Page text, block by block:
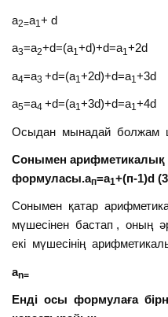
a2=a1+ d
a3=a2+d=(а1+d)+d=a1+2d
a4=a3+d=(а1+2d)+d=a1+3d
a5=a4+d=(а1+3d)+d=a1+4d
Осыдан мынадай болжам
Сонымен арифметикалық
формуласы.ап=a1+(п-1)d
Сонымен қатар
мүшесінен бастап , оның
екі мүшесінің
an=
Енді осы формулаға